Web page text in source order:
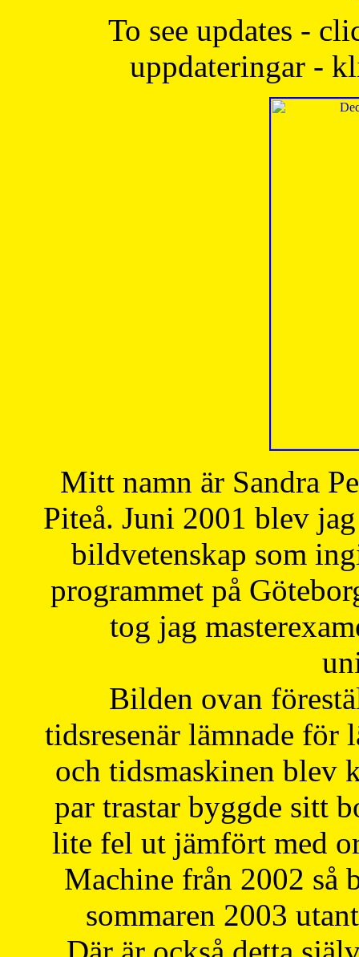
To see updates -
uppdateringar -
Mitt namn är Sandra
Piteå. Juni 2001 blev
bildvetenskap som
programmet på
tog jag
Bilden ovan
tidsresenär lämnade för
och tidsmaskinen blev
par trastar byggde sitt
lite fel ut jämfört med
Machine från 2002 så
sommaren 2003